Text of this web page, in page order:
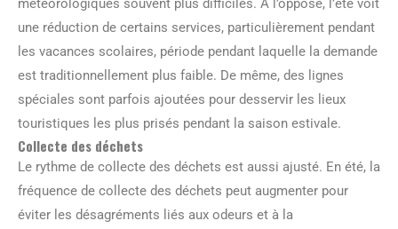
une réduction de certains services, particulièrement pendant
les vacances scolaires, période pendant laquelle la demande
est traditionnellement plus faible. De même, des lignes
spéciales sont parfois ajoutées pour desservir les lieux
touristiques les plus prisés pendant la saison estivale.
Collecte des déchets
Le rythme de collecte des déchets est aussi ajusté. En été, la
fréquence de collecte des déchets peut augmenter pour
éviter les désagréments liés aux odeurs et à la